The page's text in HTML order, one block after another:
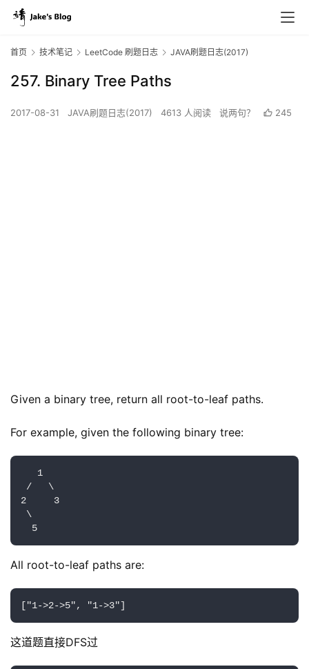
首页 技术笔记 LeetCode 刷题日志 JAVA刷题日志(2017)
257. Binary Tree Paths
2017-08-31 JAVA刷题日志(2017) 4613 人阅读 说两句？ 245
Given a binary tree, return all root-to-leaf paths.
For example, given the following binary tree:
   1
/   \
2     3
\
All root-to-leaf paths are:
["1->2->5", "1->3"]
这道题直接DFS过